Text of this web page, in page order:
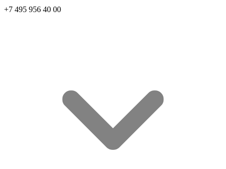
+7 495 956 40 00